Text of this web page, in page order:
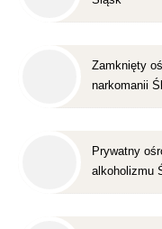
Zamknięty
narkomanii
Prywatny
alkoholizmu